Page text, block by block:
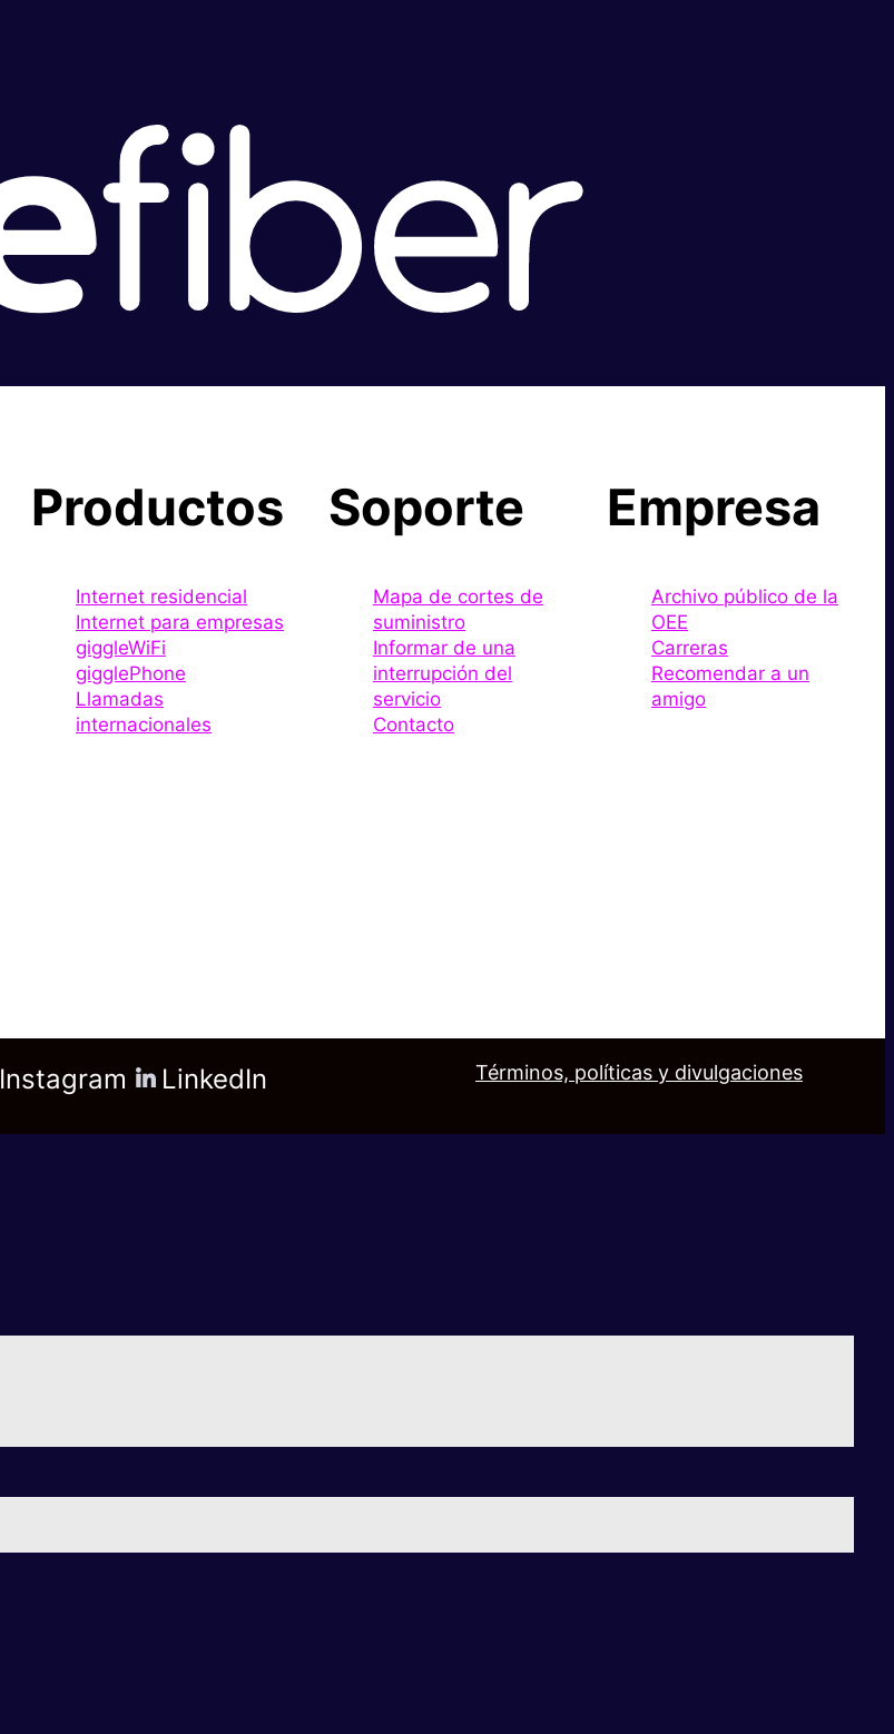
Productos
Internet residencial
Internet para empresas
giggleWiFi
gigglePhone
Llamadas
internacionales
Soporte
Mapa de cortes de
suministro
Informar de una
interrupción del
servicio
Contacto
Empresa
Archivo público de la
OEE
Carreras
Recomendar a un
amigo
Instagram LinkedIn Términos, políticas y divulgaciones